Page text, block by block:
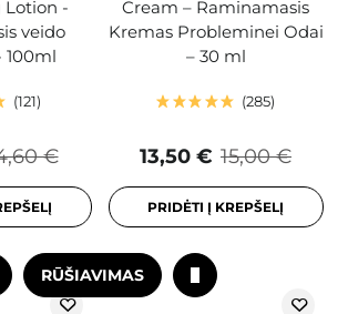
Lotion -
veido
100ml
121
€
Cream – Raminamasis
Kremas Probleminei Odai
– 30 ml
285
15,00 €
13,50 €
PRIDĖTI Į KREPŠELĮ
RŪŠIAVIMAS